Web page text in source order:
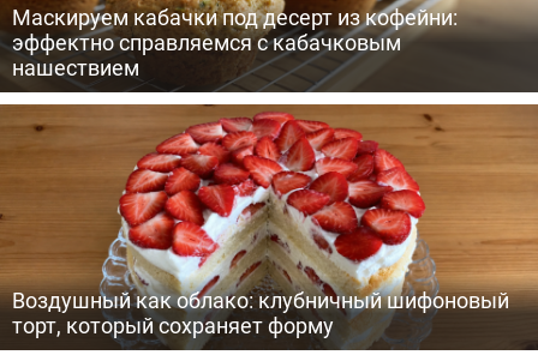
Маскируем кабачки под десерт из кофейни:
эффектно справляемся с кабачковым
нашествием
Воздушный как облако: клубничный шифоновый
торт, который сохраняет форму